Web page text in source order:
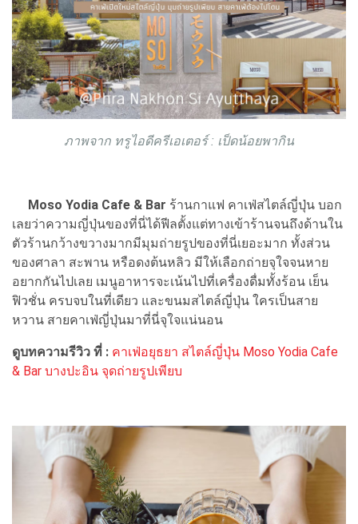
ภาพจาก ทรูไอดีครีเอเตอร์ : เป็ดน้อยพากิน
Moso Yodia Cafe & Bar ร้านกาแฟ คาเฟ่สไตล์ญี่ปุ่น บอก
เลยว่าความญี่ปุ่นของที่นี่ได้ฟีลตั้งแต่ทางเข้าร้านจนถึงด้านใน
ตัวร้านกว้างขวางมากมีมุมถ่ายรูปของที่นี่เยอะมาก ทั้งส่วน
ของศาลา สะพาน หรือดงต้นหลิว มีให้เลือกถ่ายจุใจจนหาย
อยากกันไปเลย เมนูอาหารจะเน้นไปที่เครื่องดื่มทั้งร้อน เย็น
ฟิวชั่น ครบจบในที่เดียว และขนมสไตล์ญี่ปุ่น ใครเป็นสาย
หวาน สายคาเฟ่ญี่ปุ่นมาที่นี่จุใจแน่นอน
ดูบทความรีวิว ที่ : คาเฟ่อยุธยา สไตล์ญี่ปุ่น Moso Yodia Cafe
& Bar บางปะอิน จุดถ่ายรูปเพียบ